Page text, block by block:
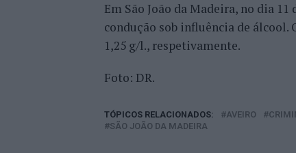
Em São João da Madeira, no dia
condução sob influência de álcool.
1,25 g/l., respetivamente.
Foto: DR.
TÓPICOS RELACIONADOS: AVEIRO
SÃO JOÃO DA MADEIRA